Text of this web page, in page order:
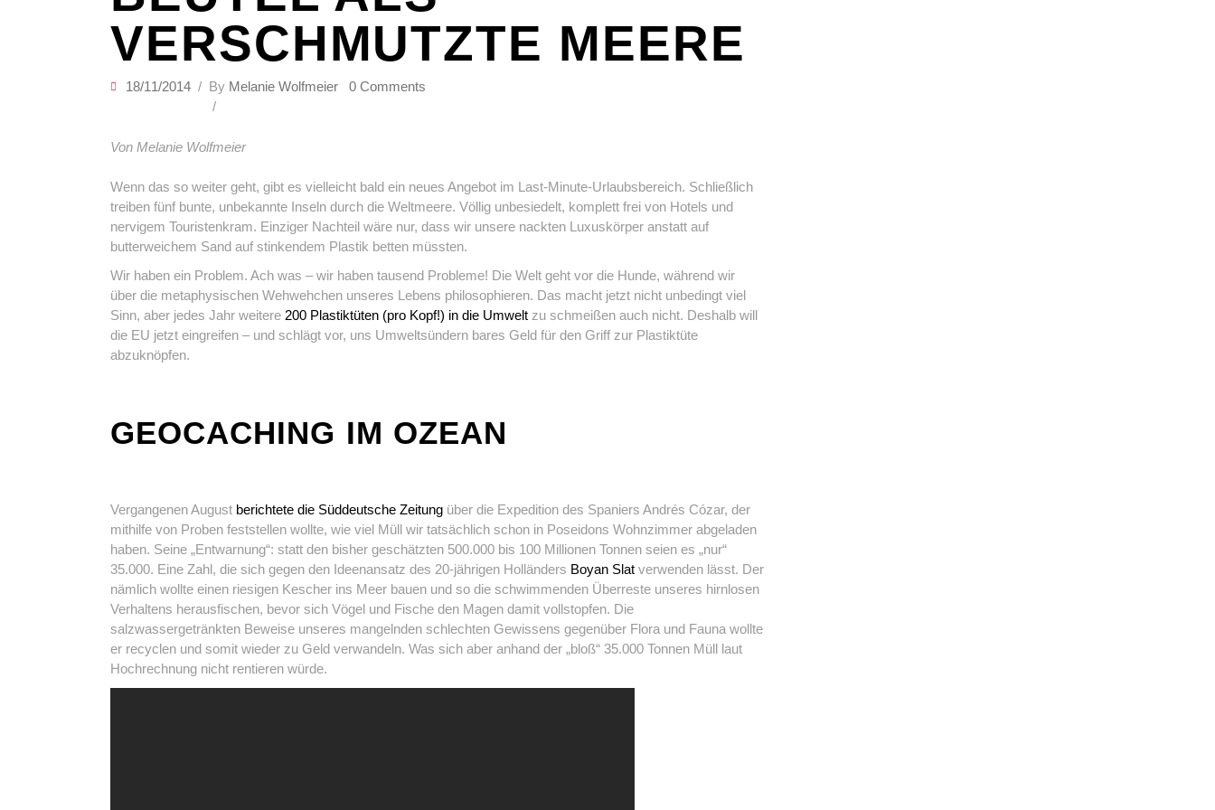
VERSCHMUTZTE MEERE
18/11/2014 By Melanie Wolfmeier 0 Comments
Von Melanie Wolfmeier
Wenn das so weiter geht, gibt es vielleicht bald ein neues Angebot im Last-Minute-Urlaubsbereich. Schließlich
treiben fünf bunte, unbekannte Inseln durch die Weltmeere. Völlig unbesiedelt, komplett frei von Hotels und
nervigem Touristenkram. Einziger Nachteil wäre nur, dass wir unsere nackten Luxuskörper anstatt auf
butterweichem Sand auf stinkendem Plastik betten müssten.
Wir haben ein Problem. Ach was – wir haben tausend Probleme! Die Welt geht vor die Hunde, während wir
über die metaphysischen Wehwehchen unseres Lebens philosophieren. Das macht jetzt nicht unbedingt viel
Sinn, aber jedes Jahr weitere 200 Plastiktüten (pro Kopf!) in die Umwelt zu schmeißen auch nicht. Deshalb will
die EU jetzt eingreifen – und schlägt vor, uns Umweltsündern bares Geld für den Griff zur Plastiktüte
abzuknöpfen.
GEOCACHING IM OZEAN
Vergangenen August berichtete die Süddeutsche Zeitung über die Expedition des Spaniers Andrés Cózar, der
mithilfe von Proben feststellen wollte, wie viel Müll wir tatsächlich schon in Poseidons Wohnzimmer abgeladen
haben. Seine „Entwarnung“: statt den bisher geschätzten 500.000 bis 100 Millionen Tonnen seien es „nur“
35.000. Eine Zahl, die sich gegen den Ideenansatz des 20-jährigen Holländers Boyan Slat verwenden lässt. Der
nämlich wollte einen riesigen Kescher ins Meer bauen und so die schwimmenden Überreste unseres hirnlosen
Verhaltens herausfischen, bevor sich Vögel und Fische den Magen damit vollstopfen. Die
salzwassergetränkten Beweise unseres mangelnden schlechten Gewissens gegenüber Flora und Fauna wollte
er recyclen und somit wieder zu Geld verwandeln. Was sich aber anhand der „bloß“ 35.000 Tonnen Müll laut
Hochrechnung nicht rentieren würde.